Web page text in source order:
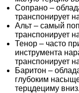
Сопрано –
транспонирует
Альт – самый
транспонирует
Тенор – часто
инструмента
транспонирует
Баритон –
глубоким
терцдециму вниз.